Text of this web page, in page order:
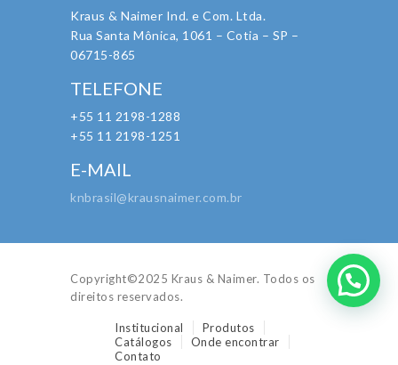
Kraus & Naimer Ind. e Com. Ltda.
Rua Santa Mônica, 1061 – Cotia – SP –
06715-865
TELEFONE
+55 11 2198-1288
+55 11 2198-1251
E-MAIL
knbrasil@krausnaimer.com.br
Copyright©2025 Kraus & Naimer. Todos os
direitos reservados.
Institucional
Produtos
Catálogos
Onde encontrar
Contato